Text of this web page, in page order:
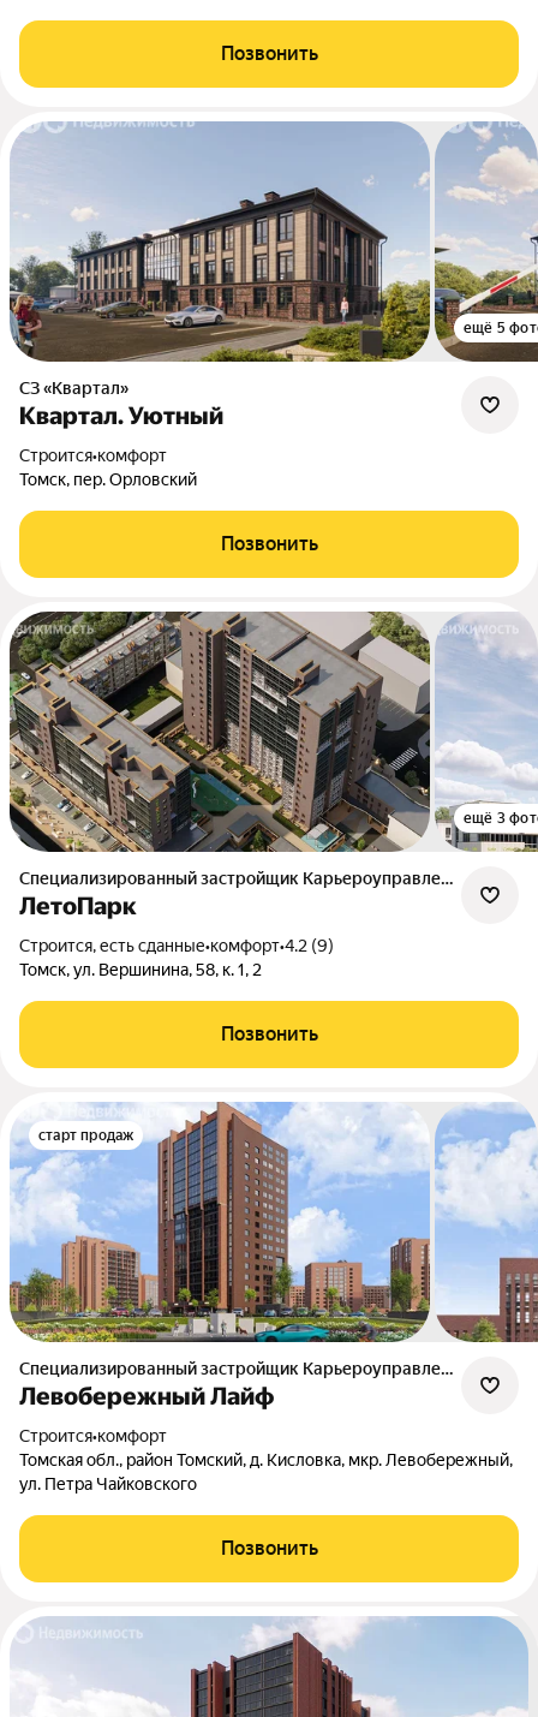
Позвонить
ещё 5
СЗ «Квартал»
Квартал. Уютный
Строится•комфорт
Томск, пер. Орловский
Позвонить
ещё 3
Специализированный застройщик Карьероуправление
ЛетоПарк
Строится, есть сданные•комфорт•4.2 (9)
Томск, ул. Вершинина, 58, к. 1, 2
Позвонить
старт продаж
Специализированный застройщик Карьероуправление
Левобережный Лайф
Строится•комфорт
Томская обл., район Томский, д. Кисловка, мкр. Левобережный,
ул. Петра Чайковского
Позвонить